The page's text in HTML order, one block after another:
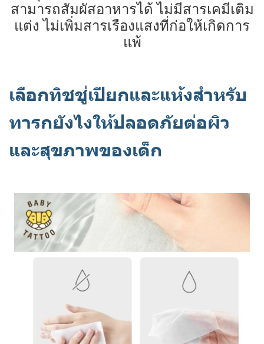
สามารถสัมผัสอาหารได้ ไม่มีสารเคมีเติม
แต่ง ไม่เพิ่มสารเรืองแสงที่ก่อให้เกิดการ
แพ้
เลือกทิชชู่เปียกและแห้งสำหรับ
ทารกยังไงให้ปลอดภัยต่อผิว
และสุขภาพของเด็ก